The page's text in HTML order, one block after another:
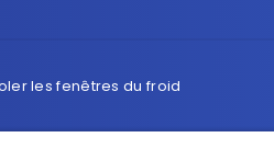
les fenêtres du froid